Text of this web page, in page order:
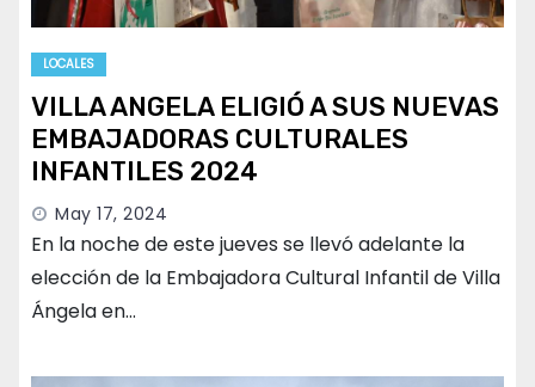
LOCALES
VILLA ANGELA ELIGIÓ A SUS NUEVAS
EMBAJADORAS CULTURALES
INFANTILES 2024
May 17, 2024
En la noche de este jueves se llevó adelante la
elección de la Embajadora Cultural Infantil de Villa
Ángela en…